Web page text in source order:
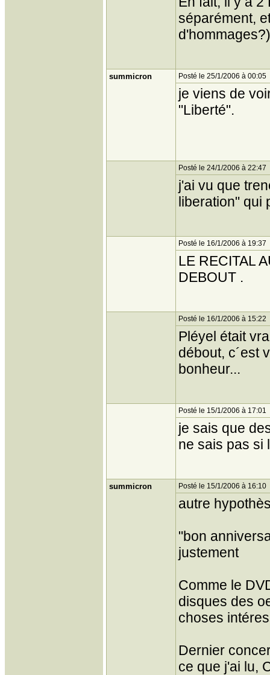
séparément,
summicron Posté le 25/1/2006 à 00:05
je viens de
"Liberté".
Posté le 24/1/2006 à 22:47
j'ai vu que
liberation" qui
Posté le 16/1/2006 à 19:37
LE RECITAL
DEBOUT .
Posté le 16/1/2006 à 15:22
Pléyel était
débout, c´est
bonheur...
Posté le 15/1/2006 à 17:01
je sais que
ne sais pas si
summicron Posté le 15/1/2006 à 16:10
autre
"bon
justement
Comme le
disques des
choses
Dernier
ce que j'ai lu,